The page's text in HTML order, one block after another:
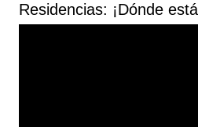
Residencias: ¡Dónde